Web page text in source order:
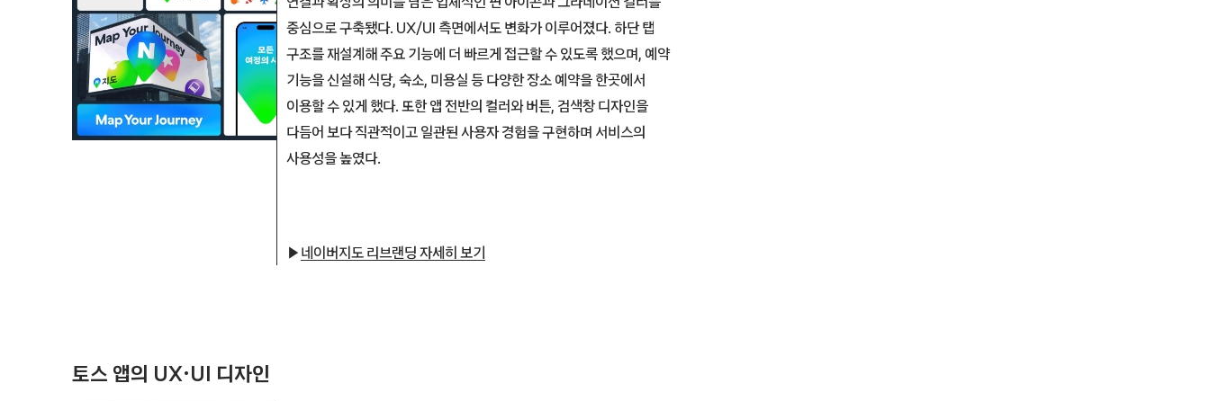
중심으로 구축됐다. UX/UI 측면에서도 변화가 이루어졌다. 하단 탭
구조를 재설계해 주요 기능에 더 빠르게 접근할 수 있도록 했으며, 예약
기능을 신설해 식당, 숙소, 미용실 등 다양한 장소 예약을 한곳에서
이용할 수 있게 했다. 또한 앱 전반의 컬러와 버튼, 검색창 디자인을
다듬어 보다 직관적이고 일관된 사용자 경험을 구현하며 서비스의
사용성을 높였다.
▶ 네이버지도 리브랜딩 자세히 보기
토스 앱의 UX·UI 디자인